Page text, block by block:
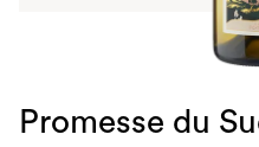
Promesse du